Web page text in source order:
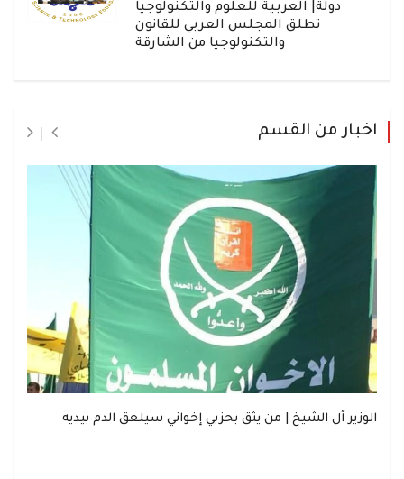
دولة| العربية للعلوم والتكنولوجيا
تطلق المجلس العربي للقانون
والتكنولوجيا من الشارقة
اخبار من القسم
الوزير آل الشيخ | من يثق بحزبي إخواني سيلعق الدم بيديه